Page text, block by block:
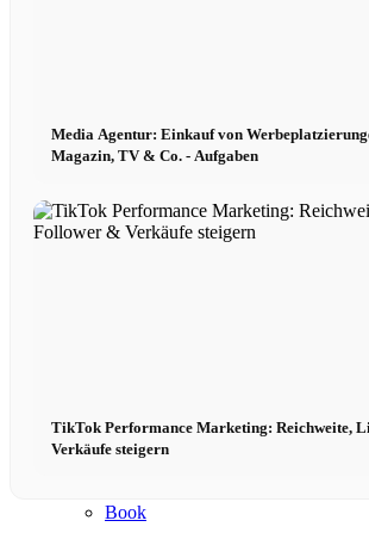
Model werden
Model werden 2026
Wiki
Book
Media Agentur: Einkauf von
Magazin, TV & Co. - Aufgaben
TikTok Performance Marketing: Reichweite,
Verkäufe steigern